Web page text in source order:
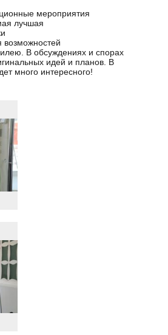
мероприятия
лучшая
возможностей
В обсуждениях и спорах
идей и планов. В
много интересного!